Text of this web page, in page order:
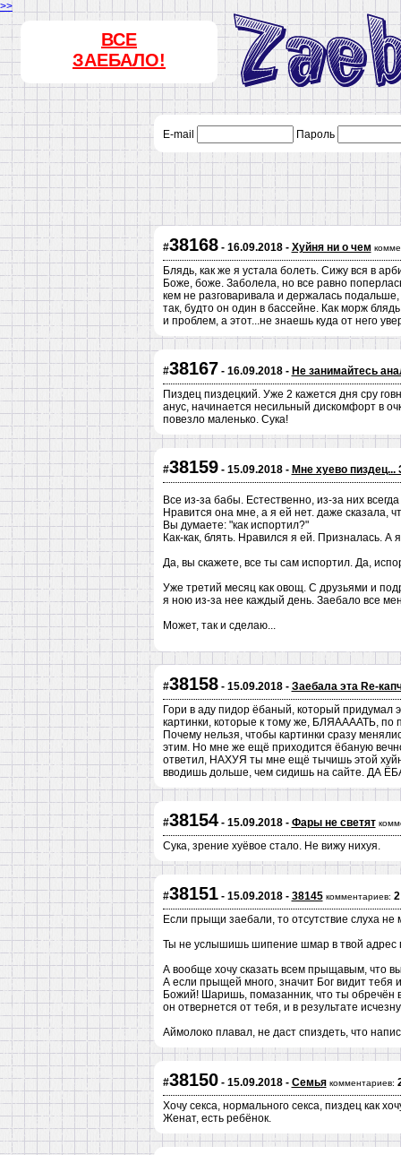
>>
ВСЕ
ЗАЕБАЛО!
E-mail Пароль
#38168- 16.09.2018 - Хуйня ни о чем
Блядь, как же я устала болеть. Сижу вся в
Боже, боже. Заболела, но все равно
кем не разговаривала и держалась
так, будто он один в бассейне. Как морж
и проблем, а этот...не знаешь куда от него
#38167 - 16.09.2018 - Не занимайтесь
Пиздец пиздецкий. Уже 2 кажется дня сру
анус, начинается несильный дискомфорт в
повезло маленько. Сука!
#38159- 15.09.2018 - Мне хуево пиздец...
Все из-за бабы. Естественно, из-за них
Нравится она мне, а я ей нет. даже сказала,
Вы думаете: "как испортил?"
Как-как, блять. Нравился я ей. Призналась. А
Да, вы скажете, все ты сам испортил. Да,
Уже третий месяц как овощ. С друзьями и
я ною из-за нее каждый день. Заебало все
Может, так и сделаю...
#38158- 15.09.2018 - Заебала эта Re-
Гори в аду пидор ёбаный, который придумал
картинки, которые к тому же, БЛЯААААТЬ, по
Почему нельзя, чтобы картинки сразу
этим. Но мне же ещё приходится ёбаную
ответил, НАХУЯ ты мне ещё тычишь этой
вводишь дольше, чем сидишь на сайте. ДА
#38154- 15.09.2018 - Фары не светят
Сука, зрение хуёвое стало. Не вижу нихуя.
#38151- 15.09.2018 - 38145 комментариев: 2
Если прыщи заебали, то отсутствие слуха не
Ты не услышишь шипение шмар в твой адрес
А вообще хочу сказать всем прыщавым, что
А если прыщей много, значит Бог видит
Божий! Шаришь, помазанник, что ты обречён
он отвернется от тебя, и в результате
Аймолоко плавал, не даст спиздеть, что
#38150- 15.09.2018 - Семья комментариев:
Хочу секса, нормального секса, пиздец как
Женат, есть ребёнок.